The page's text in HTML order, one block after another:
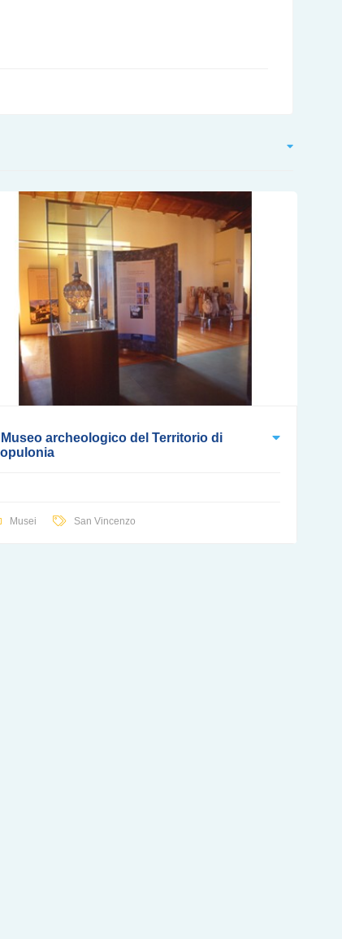
Museo archeologico del Territorio di
Musei San Vincenzo